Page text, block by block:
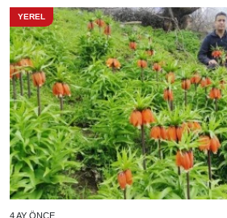
YEREL
4 AY ÖNCE